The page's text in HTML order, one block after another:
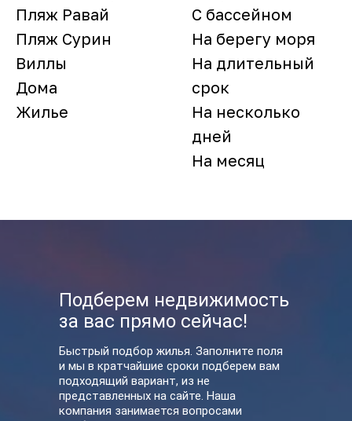
Пляж Равай
Пляж Сурин
Виллы
Дома
Жилье
С бассейном
На берегу моря
На длительный
срок
На несколько
дней
На месяц
Подберем недвижимость
за вас прямо сейчас!
Быстрый подбор жилья. Заполните поля
и мы в кратчайшие сроки подберем вам
подходящий вариант, из не
представленных на сайте. Наша
компания занимается вопросами